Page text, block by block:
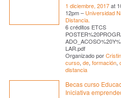
1 diciembre, 2017at
12pm – Universidad
Distancia.
6 créditos ETCS
LAR.pdf
Organizado por
curso, de, formación,
distancia
Becas curso
Iniciativa